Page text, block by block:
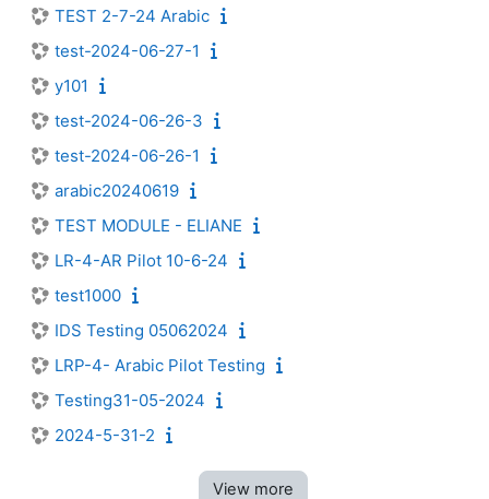
TEST 2-7-24 Arabic
test-2024-06-27-1
y101
test-2024-06-26-3
test-2024-06-26-1
arabic20240619
TEST MODULE - ELIANE
LR-4-AR Pilot 10-6-24
test1000
IDS Testing 05062024
LRP-4- Arabic Pilot Testing
Testing31-05-2024
2024-5-31-2
View more